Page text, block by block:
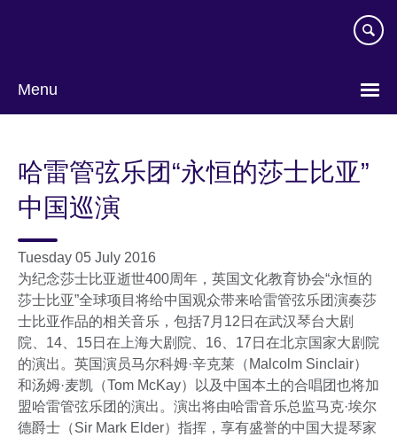
Menu
language
哈雷管弦乐团“永恒的莎士比亚”
中国巡演
Tuesday 05 July 2016
为纪念莎士比亚逝世400周年，英国文化教育协会“永恒的
莎士比亚”全球项目将给中国观众带来哈雷管弦乐团演奏莎
士比亚作品的相关音乐，包括7月12日在武汉琴台大剧
院、14、15日在上海大剧院、16、17日在北京国家大剧院
的演出。英国演员马尔科姆·辛克莱（Malcolm Sinclair）
和汤姆·麦凯（Tom McKay）以及中国本土的合唱团也将加
盟哈雷管弦乐团的演出。演出将由哈雷音乐总监马克·埃尔
德爵士（Sir Mark Elder）指挥，享有盛誉的中国大提琴家